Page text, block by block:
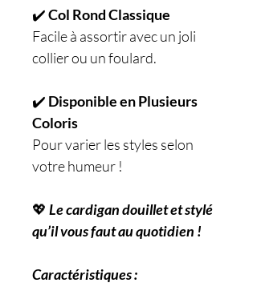
✔️Col Rond Classique
Facile à assortir avec un joli
collier ou un foulard.
✔️ Disponible en Plusieurs
Coloris
Pour varier les styles selon
votre humeur !
💖 Le cardigan douillet et stylé
qu’il vous faut au quotidien !
Caractéristiques :